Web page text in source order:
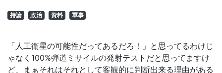
持論 政治 資料 軍事
「人工衛星の可能性だってあるだろ！」と思ってるわけじ
ゃなく100%弾道ミサイルの発射テストだと思ってますけ
ど、まぁそれはそれとして客観的に判断出来る理由がある